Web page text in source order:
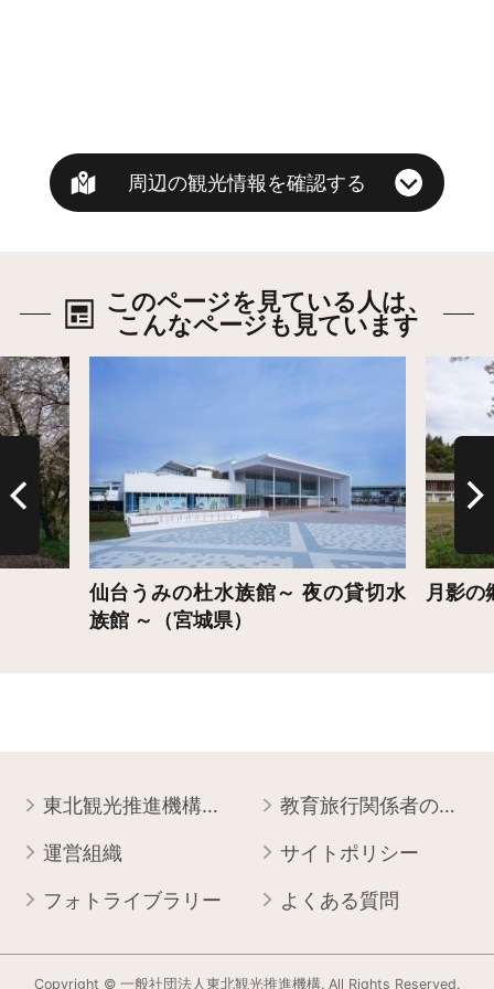
周辺の観光情報を確認する
このページを見ている人は、
こんなページも見ています
仙台うみの杜水族館～ 夜の貸切水
族館 ～（宮城県）
月影の
詳細
東北観光推進機構について 教育旅行関係者の皆様へ
運営組織 サイトポリシー
フォトライブラリー よくある質問
Copyright © 一般社団法人東北観光推進機構. All Rights Reserved.